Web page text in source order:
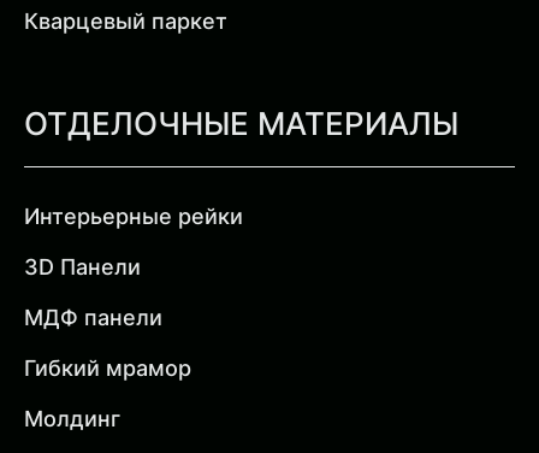
Кварцевый паркет
ОТДЕЛОЧНЫЕ МАТЕРИАЛЫ
Интерьерные рейки
3D Панели
МДФ панели
Гибкий мрамор
Молдинг